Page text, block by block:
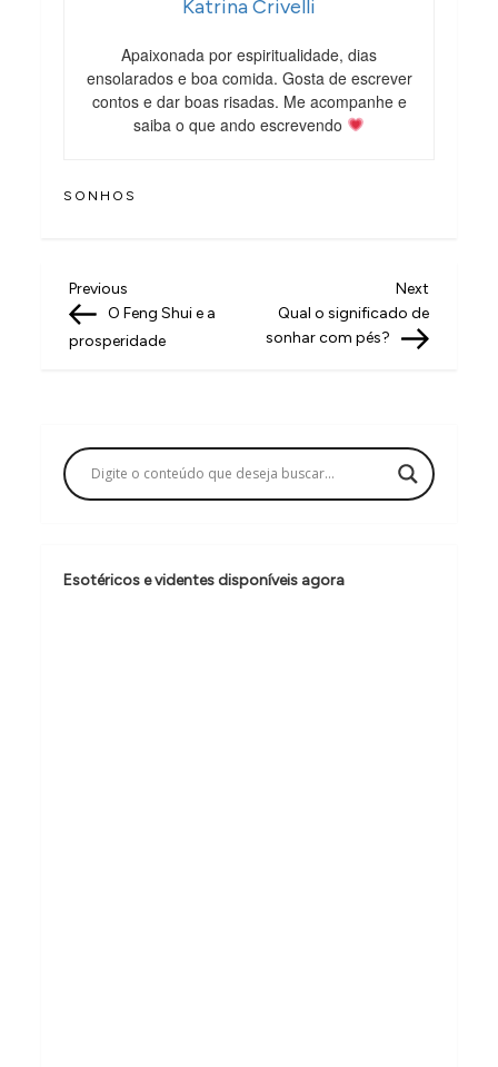
Katrina Crivelli
Apaixonada por espiritualidade, dias
ensolarados e boa comida. Gosta de escrever
contos e dar boas risadas. Me acompanhe e
saiba o que ando escrevendo
SONHOS
N
a
g
a
ç
o
Previous
Post
Previous
O Feng Shui e a
prosperidade
Next
Post
Next
Qual o significado de
sonhar com pés?
Esotéricos e videntes disponíveis agora